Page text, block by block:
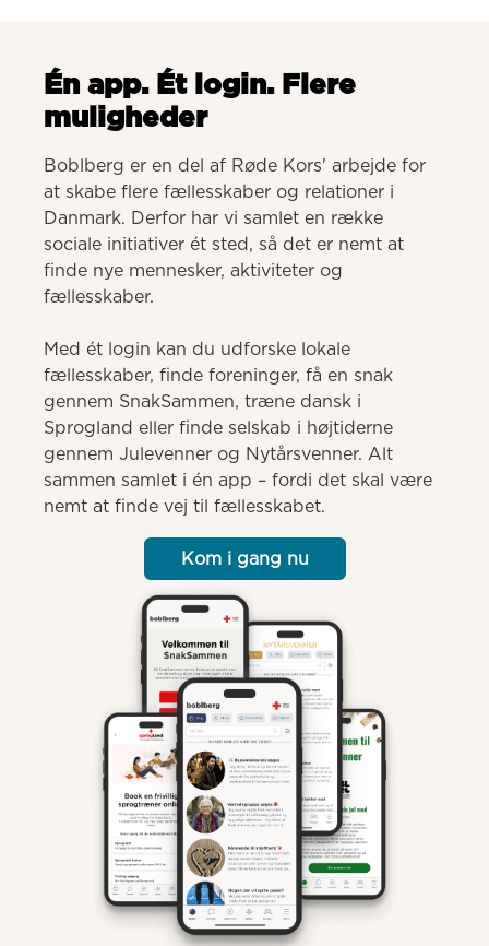
Én app. Ét login. Flere
muligheder
Boblberg er en del af Røde Kors' arbejde for
at skabe flere fællesskaber og relationer i
Danmark. Derfor har vi samlet en række
sociale initiativer ét sted, så det er nemt at
finde nye mennesker, aktiviteter og
fællesskaber.
Med ét login kan du udforske lokale
fællesskaber, finde foreninger, få en snak
gennem SnakSammen, træne dansk i
Sprogland eller finde selskab i højtiderne
gennem Julevenner og Nytårsvenner. Alt
sammen samlet i én app – fordi det skal være
nemt at finde vej til fællesskabet.
Kom i gang nu